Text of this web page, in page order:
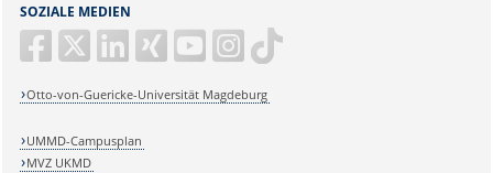
SOZIALE MEDIEN
Otto-von-Guericke-Universität Magdeburg
UMMD-Campusplan
MVZ UKMD